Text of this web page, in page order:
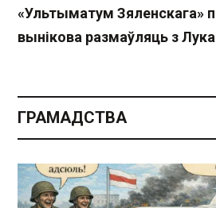
«Ультыматум Зяленскага»
вынікова размаўляць з
ГРАМАДСТВА